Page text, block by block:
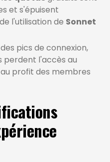
et s'épuisent
l'utilisation de Sonnet
pics de connexion,
perdent l'accès au
profit des membres